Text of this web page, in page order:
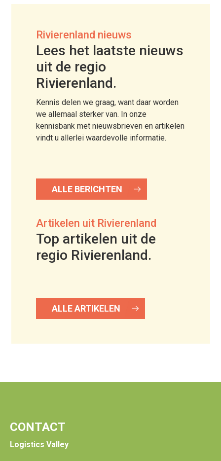
Rivierenland nieuws
Lees het laatste nieuws
uit de regio
Rivierenland.
Kennis delen we graag, want daar worden
we allemaal sterker van. In onze
kennisbank met nieuwsbrieven en artikelen
vindt u allerlei waardevolle informatie.
ALLE BERICHTEN
Artikelen uit Rivierenland
Top artikelen uit de
regio Rivierenland.
ALLE ARTIKELEN
CONTACT
Logistics Valley